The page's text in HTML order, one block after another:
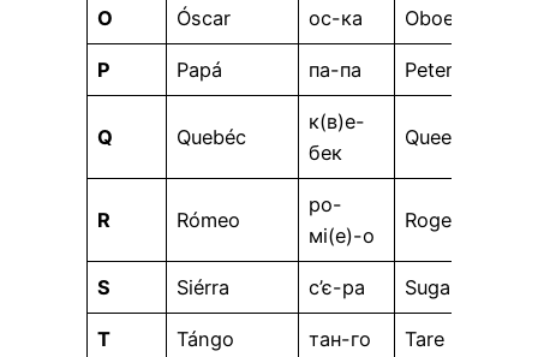
O Óscar ос-ка Oboe
P Papá па-па Peter
Q Quebéc
к(в)е-
бек
Queen
R Rómeo
ро-
мі(е)-о
Roger
S Siérra с’є-ра Sugar
T Tángo тан-го Tare